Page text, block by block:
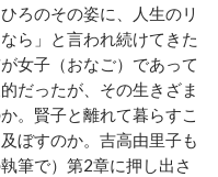
ろのその姿に、人生のリ
ら」と言われ続けてきた
女子（おなご）であって
だったが、その生きざま
。賢子と離れて暮らすこ
ぼすのか。吉高由里子も
筆で）第2章に押し出さ